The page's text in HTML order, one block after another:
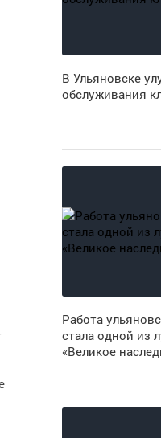
В Ульяновске
обслуживания
Работа
стала одной из
«Великое